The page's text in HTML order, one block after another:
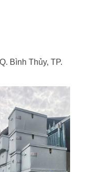
Bình Thủy, TP.